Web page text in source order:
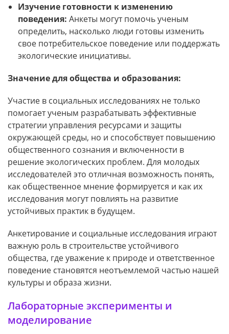
Изучение готовности к изменению
поведения: Анкеты могут помочь ученым
определить, насколько люди готовы изменить
свое потребительское поведение или поддержать
экологические инициативы.
Значение для общества и образования:
Участие в социальных исследованиях не только
помогает ученым разрабатывать эффективные
стратегии управления ресурсами и защиты
окружающей среды, но и способствует повышению
общественного сознания и включенности в
решение экологических проблем. Для молодых
исследователей это отличная возможность понять,
как общественное мнение формируется и как их
исследования могут повлиять на развитие
устойчивых практик в будущем.
Анкетирование и социальные исследования играют
важную роль в строительстве устойчивого
общества, где уважение к природе и ответственное
поведение становятся неотъемлемой частью нашей
культуры и образа жизни.
Лабораторные эксперименты и
моделирование